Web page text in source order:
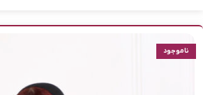
ناموجود